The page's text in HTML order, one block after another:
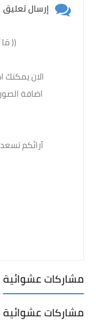
إرسال تعليق
((
الان يمكنك
اضافة
آرائكم
مشاركات عشوائية
مشاركات